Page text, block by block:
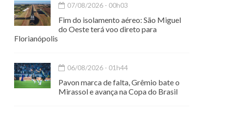
07/08/2026 - 00h03
Fim do isolamento aéreo: São Miguel
do Oeste terá voo direto para
Florianópolis
06/08/2026 - 01h44
Pavon marca de falta, Grêmio bate o
Mirassol e avança na Copa do Brasil